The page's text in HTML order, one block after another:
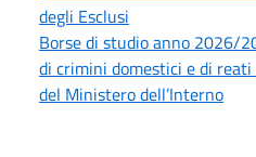
degli Esclusi
Borse di studio anno 2026/
di crimini domestici e di
del Ministero dell’Interno